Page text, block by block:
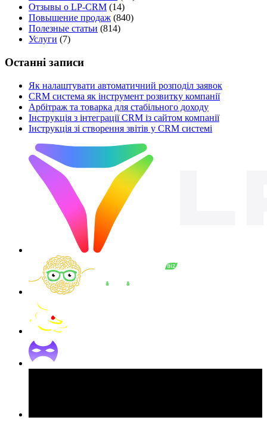
Отзывы о LP-CRM (14)
Повышение продаж (840)
Полезные статьи (814)
Услуги (7)
Останні записи
Як налаштувати автоматичний розподіл заявок
CRM система як інструмент розвитку компанії
Арбітраж та товарка для стабільного доходу
Інструкція з інтеграції CRM із сайтом компанії
Інструкція зі створення звітів у CRM системі